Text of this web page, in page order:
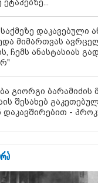
დაკავებული
მიმართვას
ჩემს ანასტასიას
გიორგი ბარამიძის
შესახებ გაკეთებულ
დაკავშირებით -